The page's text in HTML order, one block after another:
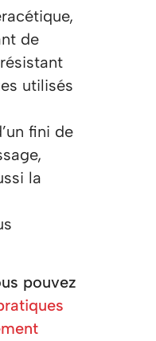
de
utilisés
fini de
la
pouvez